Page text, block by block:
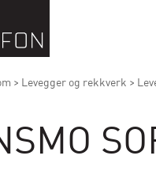
> Levegger og rekkverk >